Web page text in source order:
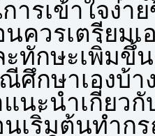
ารเข้าใจง่
ควรเตรียมเ
ทักษะเพิ่มขึ้
ศึกษาเองบ้
แนะนำเกี่ยว
เริ่มต้นทำก